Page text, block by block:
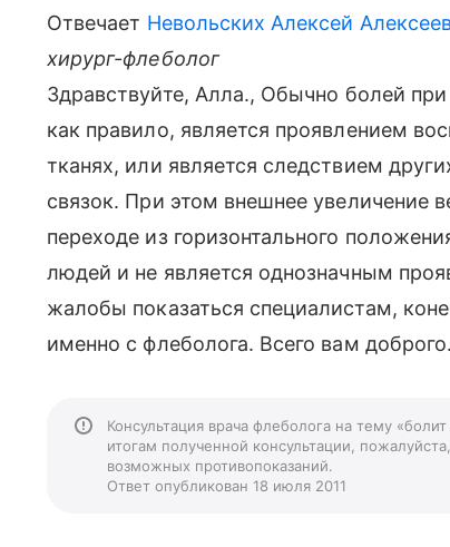
Отвечает Невольских Алексей
хирург-флеболог
Здравствуйте, Алла., Обычно болей
как правило, является проявлением
тканях, или является следствием
связок. При этом внешнее увеличение
переходе из горизонтального
людей и не является однозначным
жалобы показаться специалистам,
именно с флеболога. Всего вам доброго.
Консультация врача флеболога на тему
итогам полученной консультации,
возможных противопоказаний.
Ответ опубликован 18 июля 2011